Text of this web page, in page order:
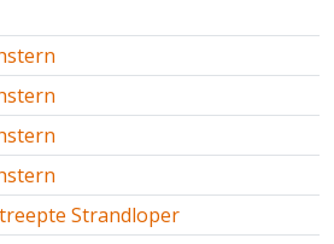
Strandloper